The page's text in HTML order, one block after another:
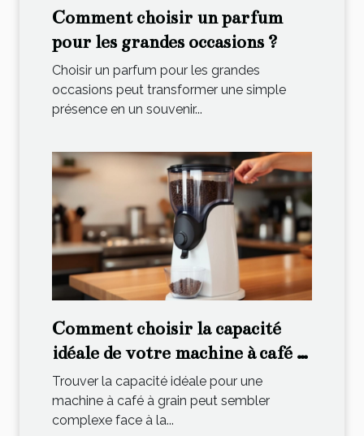
Comment choisir un parfum
pour les grandes occasions ?
Choisir un parfum pour les grandes
occasions peut transformer une simple
présence en un souvenir...
Comment choisir la capacité
idéale de votre machine à café à
grain ?
Trouver la capacité idéale pour une
machine à café à grain peut sembler
complexe face à la...